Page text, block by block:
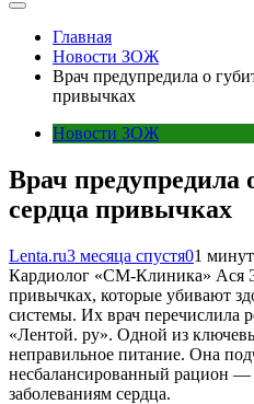
Главная
Новости ЗОЖ
Врач предупредила о
привычках
Новости ЗОЖ
Врач предупредила
сердца привычках
Lenta.ru3 месяца спустя01
Кардиолог «СМ-Клиника» Ася
привычках, которые убивают
системы. Их врач перечислила
«Лентой. ру». Одной из
неправильное питание. Она
несбалансированный рацион
заболеваниям сердца.